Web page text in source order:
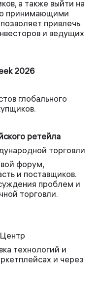
а также выйти на
принимающими
привлечь
и ведущих
2026
глобального
ретейла
торговли
форум,
и поставщиков.
проблем и
торговли.
технологий и
и через